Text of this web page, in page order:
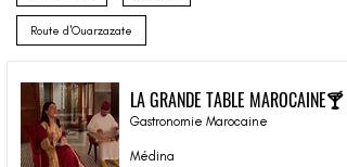
Route d'Ouarzazate
LA GRANDE TABLE MAROCAINE🍸
Gastronomie Marocaine
Médina